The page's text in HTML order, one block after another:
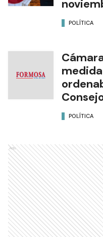
POLÍTICA
POLÍTICA
Ads